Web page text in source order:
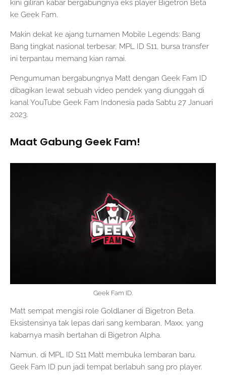
kini giliran kabar bergabungnya eks player Bigetron Beta
ke Geek Fam.
Makin dekat ke ajang turnamen Mobile Legends: Bang
Bang tingkat nasional terbesar, MPL ID S11, bursa transfer
ini terpantau memang kian ramai.
Pengumuman bergabungnya Matt dengan Geek Fam ID
dibagikan lewat sebuah video pendek yang diunggah di
kanal YouTube Geek Fam Indonesia pada Sabtu 27 Januari
2023.
Maat Gabung Geek Fam!
Geek Fam ID.
Matt sempat mengisi role Goldlaner di Bigetron Beta.
Eksistensinya tak lepas dari sang kembaran, Maxx, yang
kabarnya masih bertahan di Bigetron Alpha.
Namun, di MPL ID S11 Matt membuka lembaran baru.
Geek Fam ID pun jadi tempat berlabuh sang pro player.